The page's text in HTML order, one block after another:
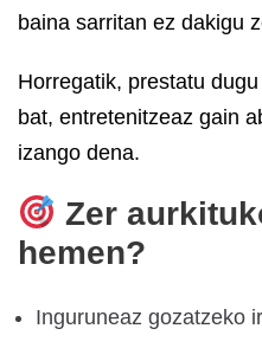
baina sarritan ez dakigu
Horregatik, prestatu
bat, entretenitzeaz gain
izango dena.
Zer
hemen?
Inguruneaz gozatzeko